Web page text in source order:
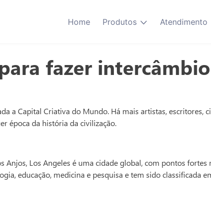
Home Produtos Atendimento
fazer
a Capital Criativa do Mundo. Há mais artistas,
época da história da civilização.
Anjos, Los Angeles é uma cidade global, com pontos
educação, medicina e pesquisa e tem sido classificada